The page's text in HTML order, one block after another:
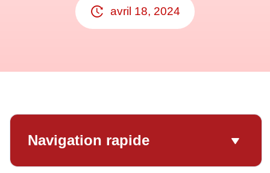
avril 18, 2024
Navigation rapide